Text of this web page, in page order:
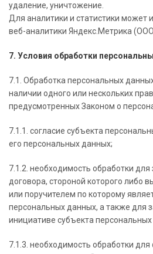
удаление, уничтожение.
Для аналитики и статистики может
веб-аналитики Яндекс.Метрика
7. Условия обработки
7.1. Обработка персональных
наличии одного или нескольких
предусмотренных Законом о
7.1.1. согласие субъекта
его персональных данных;
7.1.2. необходимость обработки
договора, стороной которого либо
или поручителем по которому
персональных данных, а также для
инициативе субъекта
7.1.3. необходимость обработки